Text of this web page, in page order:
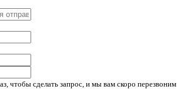
чтобы сделать запрос, и мы вам скоро перезвоним